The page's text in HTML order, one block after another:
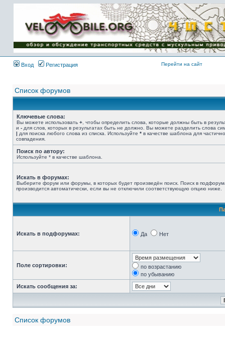
Имя пользователя:
Пароль:
{ LOG_ME_IN_SHORT
}
Вход
Регистрация Перейти на сайт
Список форумов
Ключевые слова:
Вы можете использовать + , чтобы определить слова, которые должны быть в
и - для слов, которых в результатах быть не должно. Вы можете разделить слова
| для поиска любого слова из списка. Используйте * в качестве шаблона для
совпадения.
Поиск по автору:
Используйте * в качестве шаблона.
Искать в форумах:
Выберите форум или форумы, в которых будет произведён поиск. Поиск в
производится автоматически, если вы не отключили соответствующую опцию ниже.
Искать в подфорумах: Да Нет
Поле сортировки:
по возрастанию
по убыванию
Искать сообщения за:
Список форумов